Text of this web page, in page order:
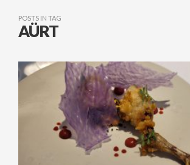
POSTS IN TAG
AÜRT